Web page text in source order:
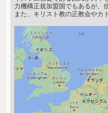
力機構正規加盟国でもあるが、
また、キリスト教の正教会やカ